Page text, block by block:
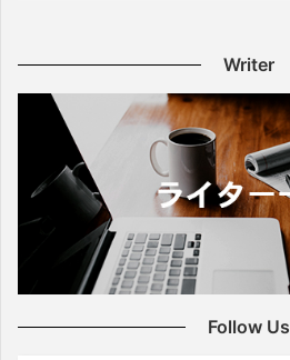
Writer
Follow Us